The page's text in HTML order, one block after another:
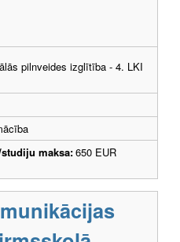
pilnveides izglītība - 4. LKI
maksa:650 EUR